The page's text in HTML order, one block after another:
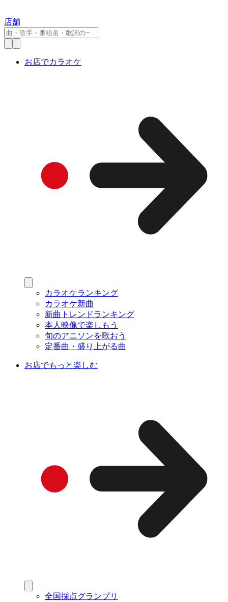
店舗
お店でカラオケ
カラオケランキング
カラオケ新曲
新曲トレンドランキング
本人映像で楽しもう
旬のアニソンを歌おう
定番曲・盛り上がる曲
お店でもっと楽しむ
全国採点グランプリ